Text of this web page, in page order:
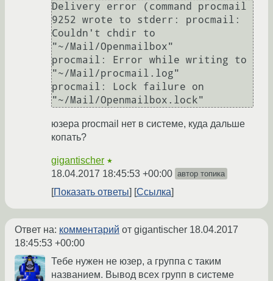
Delivery error (command procmail
9252 wrote to stderr: procmail:
Couldn't chdir to
"~/Mail/Openmailbox"
procmail: Error while writing to
"~/Mail/procmail.log"
procmail: Lock failure on
юзера procmail нет в системе, куда дальше
копать?
gigantischer ★
18.04.2017 18:45:53 +00:00 автор топика
Показать ответы Ссылка
Ответ на: комментарий от gigantischer 18.04.2017
18:45:53 +00:00
Тебе нужен не юзер, а группа с таким
названием. Вывод всех групп в системе